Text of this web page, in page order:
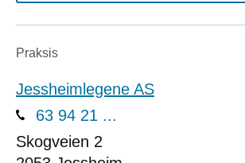
Praksis
Jessheimlegene AS
63 94 21 ...
Skogveien 2